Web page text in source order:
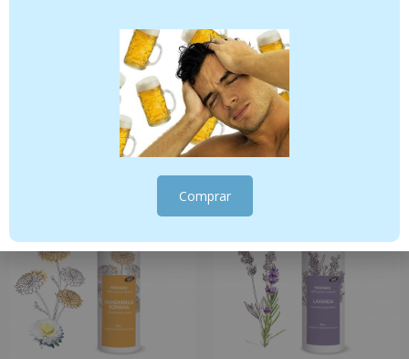
Hidrotelial Nanös Acondicionador
Bifásico Desenredante 200ml
Ricino – 50 ml
10.95€
Añadir al carrito
Comprar